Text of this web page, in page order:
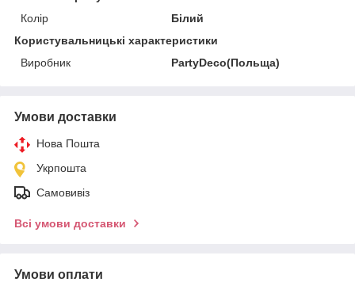
Колір
Білий
Користувальницькі характеристики
Виробник
PartyDeco(Польща)
Умови доставки
Нова Пошта
Укрпошта
Самовивіз
Всі умови доставки
Умови оплати